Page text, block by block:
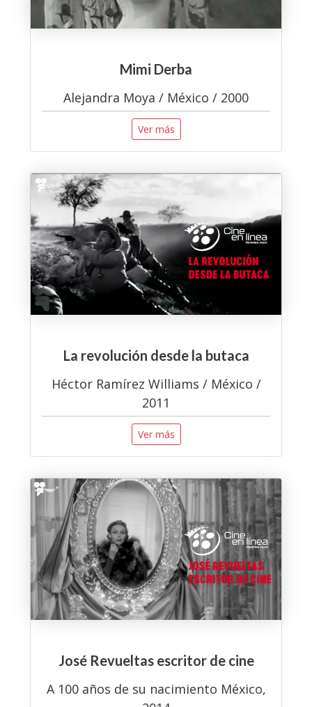
Mimi Derba
Alejandra Moya / México / 2000
Ver más
La revolución desde la butaca
Héctor Ramírez Williams / México /
2011
Ver más
José Revueltas escritor de cine
A 100 años de su nacimiento México,